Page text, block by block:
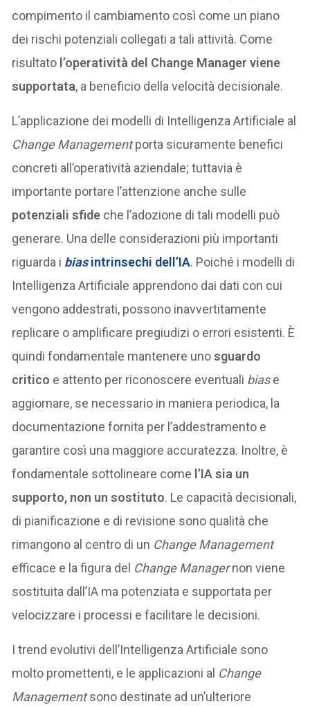
compimento il cambiamento così come un piano
dei rischi potenziali collegati a tali attività. Come
risultato l’operatività del Change Manager viene
supportata, a beneficio della velocità decisionale.
L’applicazione dei modelli di Intelligenza Artificiale al
Change Managementporta sicuramente benefici
concreti all’operatività aziendale; tuttavia è
importante portare l’attenzione anche sulle
potenziali sfide che l’adozione di tali modelli può
generare. Una delle considerazioni più importanti
riguarda i biasintrinsechi dell’IA. Poiché i modelli di
Intelligenza Artificiale apprendono dai dati con cui
vengono addestrati, possono inavvertitamente
replicare o amplificare pregiudizi o errori esistenti. È
quindi fondamentale mantenere unosguardo
critico e attento per riconoscere eventuali biase
aggiornare, se necessario in maniera periodica, la
documentazione fornita per l’addestramento e
garantire così una maggiore accuratezza. Inoltre, è
fondamentale sottolineare come l’IA sia un
supporto, non un sostituto. Le capacità decisionali,
di pianificazione e di revisione sono qualità che
rimangono al centro di un Change Management
efficace e la figura del Change Managernon viene
sostituita dall’IA ma potenziata e supportata per
velocizzare i processi e facilitare le decisioni.
I trend evolutivi dell’Intelligenza Artificiale sono
molto promettenti, e le applicazioni al Change
Managementsono destinate ad un’ulteriore